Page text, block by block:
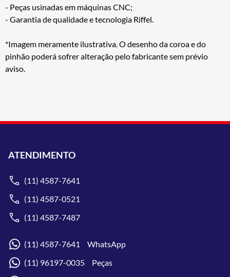
- Peças usinadas em máquinas CNC;
- Garantia de qualidade e tecnologia Riffel.
*Imagem meramente ilustrativa. O desenho da coroa e do
pinhão poderá sofrer alteração pelo fabricante sem prévio
aviso.
ATENDIMENTO
(11) 4587-7641
(11) 4587-0521
(11) 4587-7487
(11) 4587-7641 WhatsApp
(11) 96197-0035 Peças